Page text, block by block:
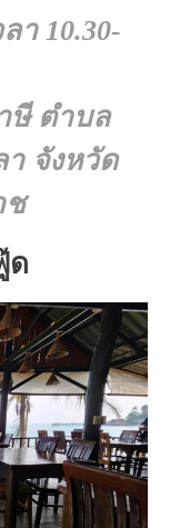
า 10.30-
ษี ตำบล
จังหวัด
ช
ด